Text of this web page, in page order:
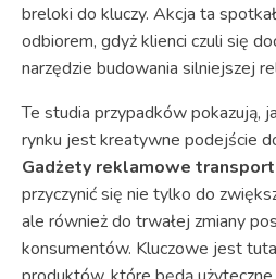
breloki do kluczy. Akcja ta
odbiorem, gdyż klienci czuli się
narzędzie budowania silniejszej
Te studia przypadków pokazują,
rynku jest kreatywne podejście
Gadżety reklamowe transport
przyczynić się nie tylko do
ale również do trwałej zmiany
konsumentów. Kluczowe jest